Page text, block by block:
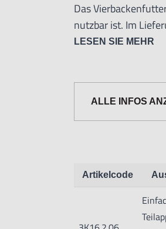
Das
nutzbar ist. Im
Umkehrbacken.
eingesetzt werden
Informationen zur
LESEN SIE MEHR
ALLE INFOS
Artikelcode